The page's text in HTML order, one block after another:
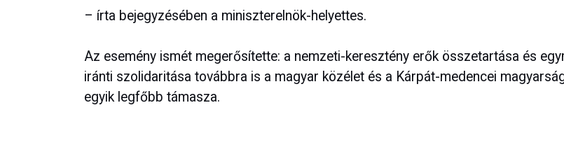
– írta bejegyzésében a miniszterelnök-helyettes.
Az esemény ismét megerősítette: a nemzeti-keresztény erők összetartása és
iránti szolidaritása továbbra is a magyar közélet és a Kárpát-medencei
egyik legfőbb támasza.